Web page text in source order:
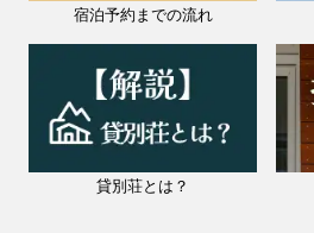
宿泊予約までの流れ
貸別荘とは？